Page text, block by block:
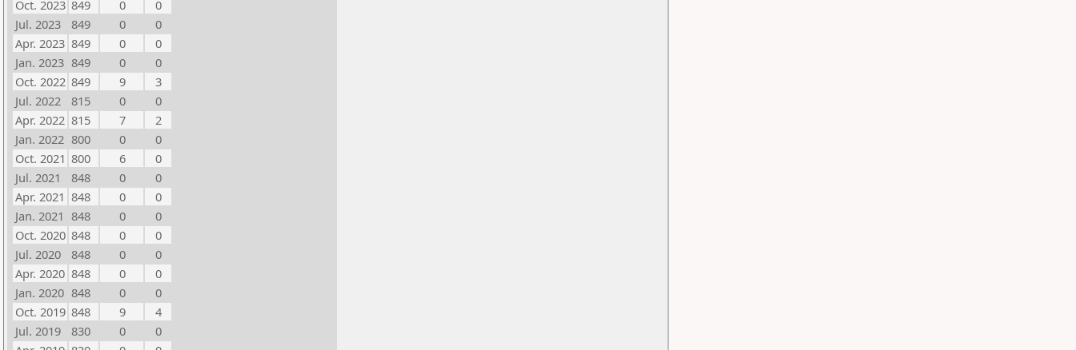
Oct. 2023 849 0
0
Jul. 2023
849 0
0
Apr. 2023 849 0
0
Jan. 2023 849 0
0
Oct. 2022 849 9
3
Jul. 2022
815 0
0
Apr. 2022 815 7
2
Jan. 2022 800 0
0
Oct. 2021 800 6
0
Jul. 2021
848 0
0
Apr. 2021 848 0
0
Jan. 2021 848 0
0
Oct. 2020 848 0
0
Jul. 2020
848 0
0
Apr. 2020 848 0
0
Jan. 2020 848 0
0
Oct. 2019 848 9
4
Jul. 2019
830 0
0